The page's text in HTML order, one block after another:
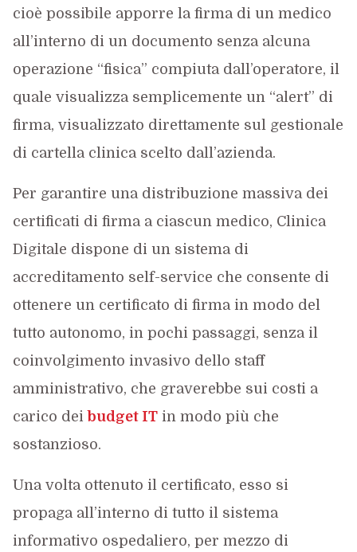
cioè possibile apporre la firma di un medico
all’interno di un documento senza alcuna
operazione “fisica” compiuta dall’operatore, il
quale visualizza semplicemente un “alert” di
firma, visualizzato direttamente sul gestionale
di cartella clinica scelto dall’azienda.
Per garantire una distribuzione massiva dei
certificati di firma a ciascun medico, Clinica
Digitale dispone di un sistema di
accreditamento self-service che consente di
ottenere un certificato di firma in modo del
tutto autonomo, in pochi passaggi, senza il
coinvolgimento invasivo dello staff
amministrativo, che graverebbe sui costi a
carico dei budget ITin modo più che
sostanzioso.
Una volta ottenuto il certificato, esso si
propaga all’interno di tutto il sistema
informativo ospedaliero, per mezzo di